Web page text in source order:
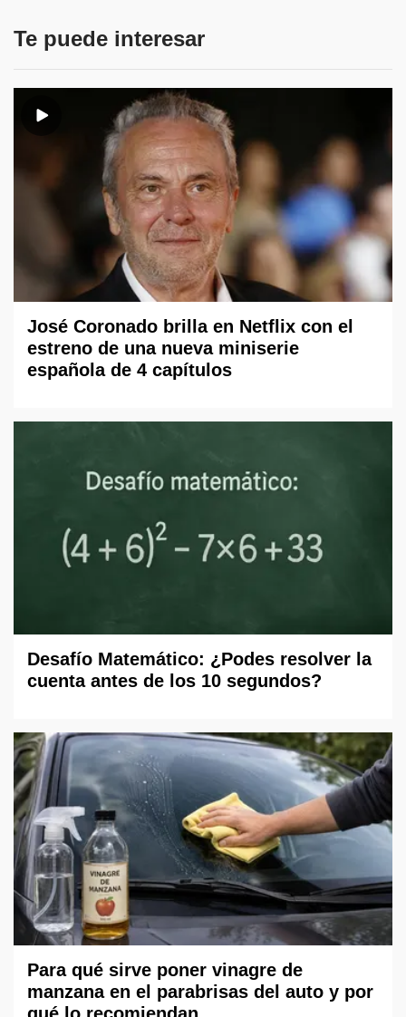
Te puede interesar
José Coronado brilla en Netflix con el
estreno de una nueva miniserie
española de 4 capítulos
Desafío Matemático: ¿Podes resolver la
cuenta antes de los 10 segundos?
Para qué sirve poner vinagre de
manzana en el parabrisas del auto y por